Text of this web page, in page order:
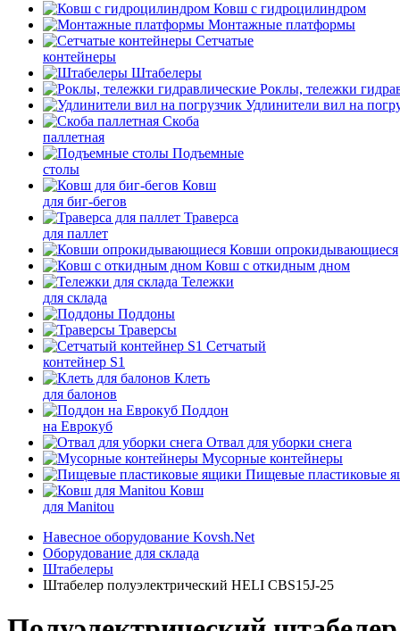
Ковш с гидроцилиндром
Монтажные платформы
Сетчатые
контейнеры
Штабелеры
Роклы, тележки
Удлинители вил на
Скоба
паллетная
Подъемные
столы
Ковш
для биг-бегов
Траверса
для паллет
Ковши опрокидывающиеся
Ковш с откидным дном
Тележки
для склада
Поддоны
Траверсы
Сетчатый
контейнер S1
Клеть
для балонов
Поддон
на Еврокуб
Отвал для уборки снега
Мусорные контейнеры
Пищевые пластиковые
Ковш
для Manitou
Навесное оборудование Kovsh.Net
Оборудование для склада
Штабелеры
Штабелер полуэлектрический HELI CBS15J-25